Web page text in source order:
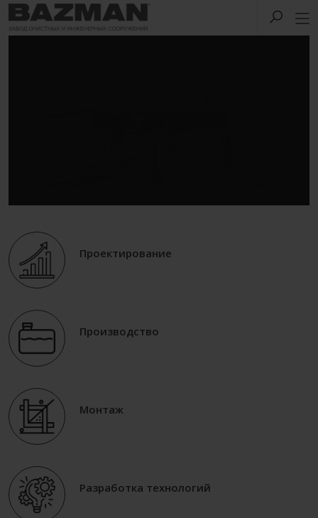
Проектирование
Производство
Монтаж
Разработка технологий